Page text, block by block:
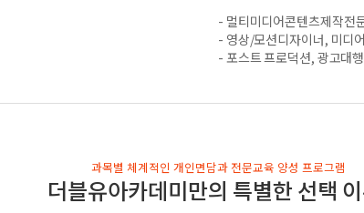
- 멀티미디어콘텐츠제작전
- 영상/모션디자이너, 미디
- 포스트 프로덕션, 광고대
과목별 체계적인 개인면담과 전문교육 양성 프로그램
더블유아카데미만의 특별한 선택